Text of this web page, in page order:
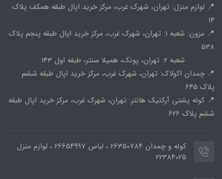
📍 لوازم منزل: تهران، شهرک غرب، مرکز خرید اپال طبقه همکف پلاک
14
📍 مزون: شعبه 1: تهران، شهرک غرب، مرکز خرید اپال طبقه پنجم پلاک
538
شعبه 2: تهران، پونک، همیلا سنتر، طبقه اول 143
📍 چمدان اکولاک: تهران، شهرک غرب، مرکز خرید اپال طبقه ششم
پلاک 645
📍 کوله پشتی آرکتیک هانتر: تهران، شهرک غرب، مرکز خرید اپال طبقه
ششم پلاک 626
کوله و چمدان 26350784 ، لباس 26654997 ، لوازم منزل
22384025